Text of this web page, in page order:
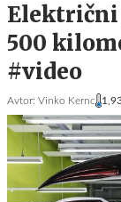
Električni
500
#video
Avtor: Vinko Kernc